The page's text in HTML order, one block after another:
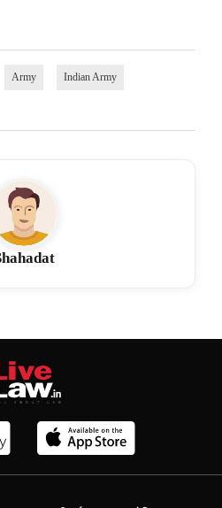
Army Indian Army